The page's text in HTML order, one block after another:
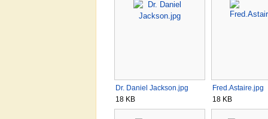
Dr. Daniel Jackson.jpg
18 KB
Fred.Astaire.jpg
18 KB